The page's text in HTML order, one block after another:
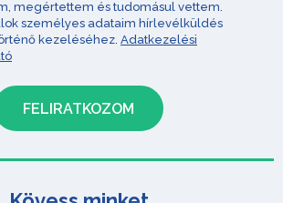
megértettem és tudomásul vettem.
személyes adataim hírlevélküldés
kezeléséhez. Adatkezelési